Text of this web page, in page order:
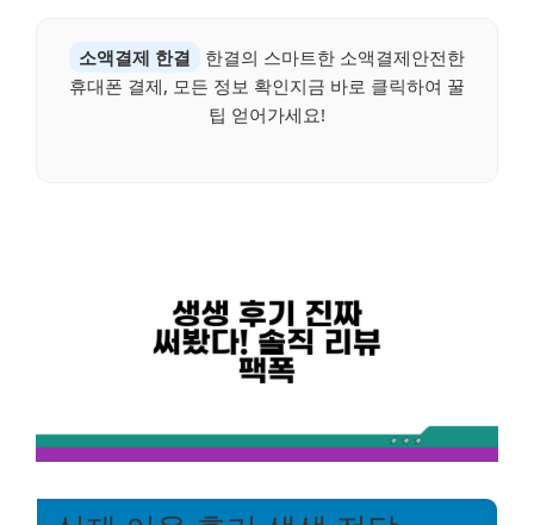
소액결제 한결
한결의 스마트한 소액결제안전한
휴대폰 결제, 모든 정보 확인지금 바로 클릭하여 꿀
팁 얻어가세요!